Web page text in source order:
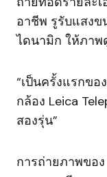
อาชีพ รูรับแสง
ไดนามิก ให้ภา
“เป็นครั้งแรกขอ
กล้อง Leica
สองรุ่น”
การถ่ายภาพขอ